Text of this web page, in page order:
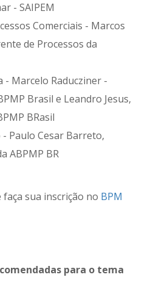
- SAIPEM
Comerciais - Marcos
de Processos da
- Marcelo Raducziner -
Brasil e Leandro Jesus,
BRasil
Paulo Cesar Barreto,
ABPMP BR
sua inscrição no BPM
para o tema